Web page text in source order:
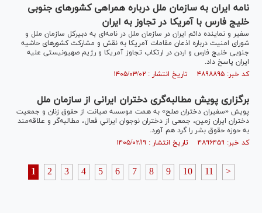
نامه ایران به سازمان ملل درباره همراهی کشورهای جنوبی
خلیج فارس با آمریکا در تجاوز به ایران
سفیر و نماینده دائم ایران در سازمان ملل در نامه‌ای به دبیرکل سازمان ملل و
شورای امنیت درباره اذعان مقامات آمریکا به نقش و مشارکت کشورهای حاشیه
جنوبی خلیج فارس و اردن در ارتکاب تجاوز آمریکا و رژیم صهیونیستی علیه
ایران پاسخ داد.
کد خبر: ۴۸۹۸۸۹۵ تاریخ انتشار : ۱۴۰۵/۰۳/۰۲
برگزاری پویش مطالبه‌گری دختران ایرانی از سازمان ملل
پویش «سفیران دختران صلح» به همت موسسه صیانت از حقوق زنان و جمعیت
دختران ایران زمین، جمعی از دختران نوجوان ایرانیِ فعال، مطالبه‌گر و علاقه‌مند
به حوزه حقوق بشر را گرد هم آورد.
کد خبر: ۴۸۹۶۴۵۹ تاریخ انتشار : ۱۴۰۵/۰۲/۱۹
1 2 3 4 5 6 7 8 9 10 11 >